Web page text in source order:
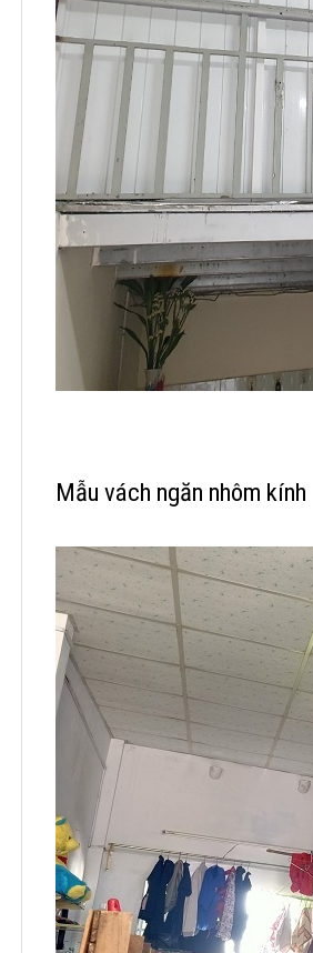
Mẫu vách ngăn nhôm kính